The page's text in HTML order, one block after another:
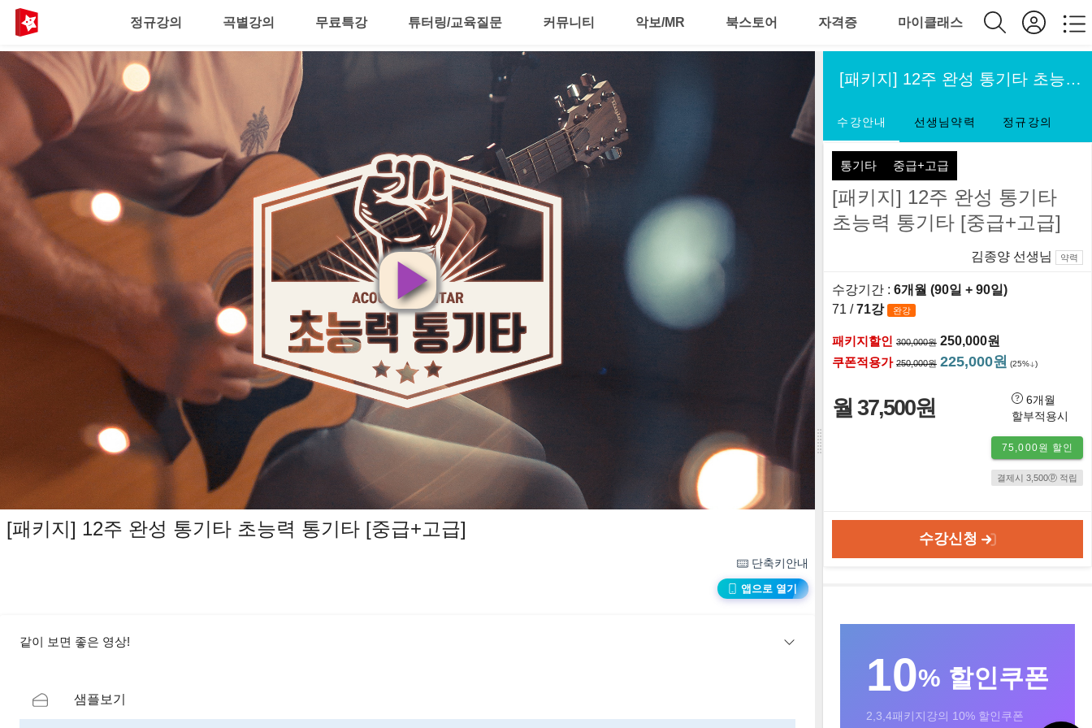
정규강의 곡별강의 무료특강 튜터링/교육질문 커뮤니티 악보/MR 북스토어 자격증 마이클래스
영
상
재
생
[패키지] 12주 완성 통기타 초능력 통기타 [중급+고급]
단축키안내
앱으로 열기
같이 보면 좋은 영상!
샘플보기
[패키지] 12주 완성 통기타 초능력 통기타 [중급+고급]
수강안내 선생님약력 정규강의
통기타 중급+고급
[패키지] 12주 완성 통기타
초능력 통기타 [중급+고급]
김종양 선생님 약력
수강기간 : 6개월 (90일 + 90일)
71 /71강 완강
패키지할인 300,000원 250,000원
쿠폰적용가 250,000원 225,000원 (25% )
월 37,500원
6개월
할부적용시
75,000원 할인
결제시 3,500ⓟ 적립
수강신청
10% 할인쿠폰
2,3,4패키지강의 10% 할인쿠폰